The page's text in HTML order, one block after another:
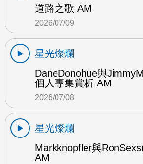
道路之歌 AM
2026/07/09
星光燦爛
DaneDonohue與
個人專集賞析 AM
2026/07/08
星光燦爛
Markknopfler與
AM